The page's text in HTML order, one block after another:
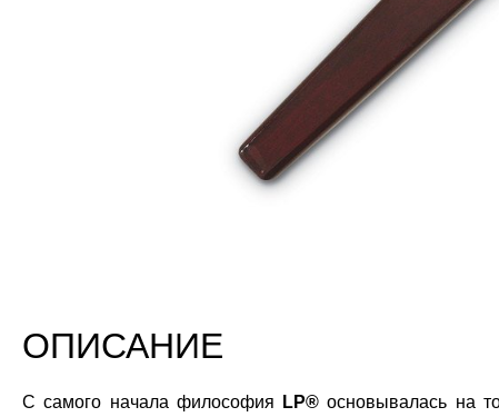
ОПИСАНИЕ
С самого начала философия LP® основывалась на